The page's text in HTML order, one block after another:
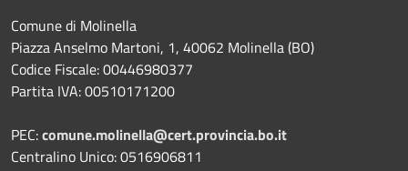
Comune di Molinella
Piazza Anselmo Martoni, 1, 40062 Molinella (BO)
Codice Fiscale: 00446980377
Partita IVA: 00510171200
PEC:comune.molinella@cert.provincia.bo.it
Centralino Unico: 0516906811